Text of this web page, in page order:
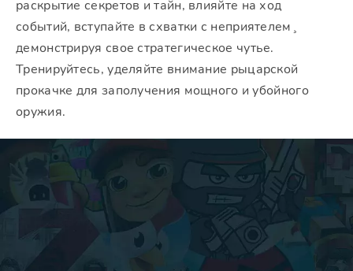
раскрытие секретов и тайн, влияйте на ход
событий, вступайте в схватки с неприятелем¸
демонстрируя свое стратегическое чутье.
Тренируйтесь, уделяйте внимание рыцарской
прокачке для заполучения мощного и убойного
оружия.